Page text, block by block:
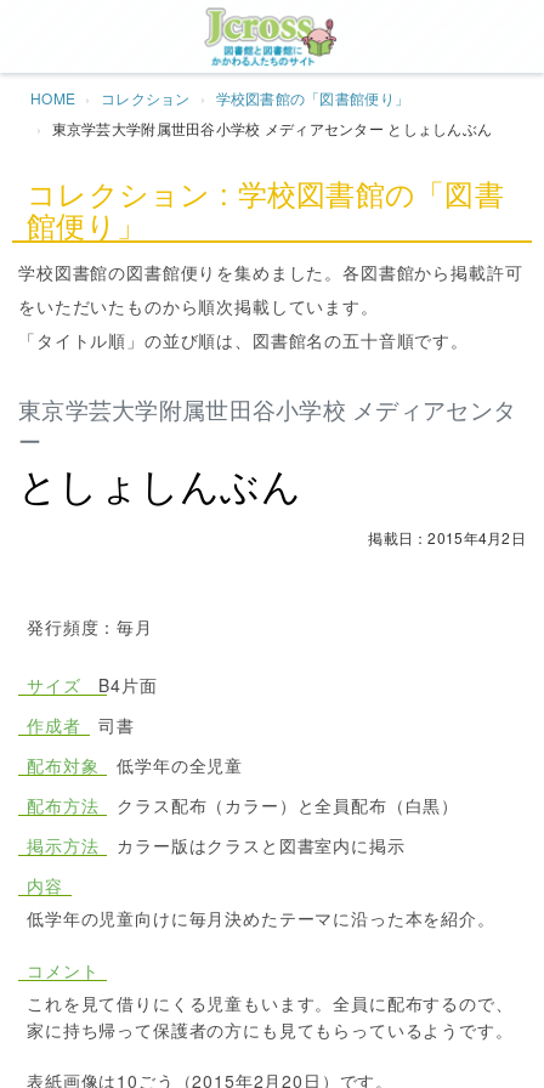
HOME コレクション
学校図書館の「図書館便り」
東京学芸大学附属世田谷小学校 メディアセンター としょしんぶん
コレクション : 学校図書館の「図書
館便り」
学校図書館の図書館便りを集めました。各図書館から掲載許可
をいただいたものから順次掲載しています。
「タイトル順」の並び順は、図書館名の五十音順です。
東京学芸大学附属世田谷小学校 メディアセンタ
ー
としょしんぶん
掲載日：2015年4月2日
発行頻度：毎月
サイズ B4片面
作成者 司書
配布対象 低学年の全児童
配布方法 クラス配布（カラー）と全員配布（白黒）
掲示方法 カラー版はクラスと図書室内に掲示
内容
低学年の児童向けに毎月決めたテーマに沿った本を紹介。
コメント
これを見て借りにくる児童もいます。全員に配布するので、
家に持ち帰って保護者の方にも見てもらっているようです。
表紙画像は10ごう（2015年2月20日）です。